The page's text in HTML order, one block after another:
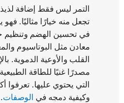
التمر ليس فقط إضافة
تجعل منه خيارًا مثاليًا.
في تحسين الهضم وتنظيم
معادن مثل البوتاسيوم
القلب والأوعية الدموية.
مصدرًا غنيًا للطاقة
التي يحتوي عليها. تعرفوا
وكيفية دمجه في الوصفات.